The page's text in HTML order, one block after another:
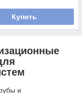
Купить
и